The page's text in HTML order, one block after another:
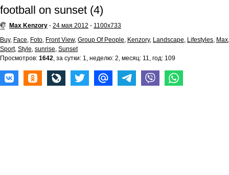
football on sunset (4)
Max Kenzory - 24 мая 2012 - 1100x733
Buy, Face, Foto, Front View, Group Of People, Kenzory, Landscape, Lifestyles, Max
Sport, Style, sunrise, Sunset
Просмотров: 1642, за сутки: 1, неделю: 2, месяц: 11, год: 109